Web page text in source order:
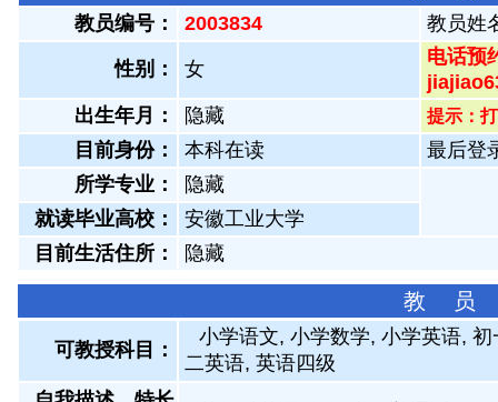
教员编号： 2003834 教员姓
性别： 女
电话预
出生年月：
隐藏 提示：
目前身份： 本科在读
最后登
所学专业：
隐藏
就读毕业高校：
安徽工业大学
目前生活住所：
隐藏
教 员
可教授科目：
小学语文, 小学数学, 小学英语,
二英语, 英语四级